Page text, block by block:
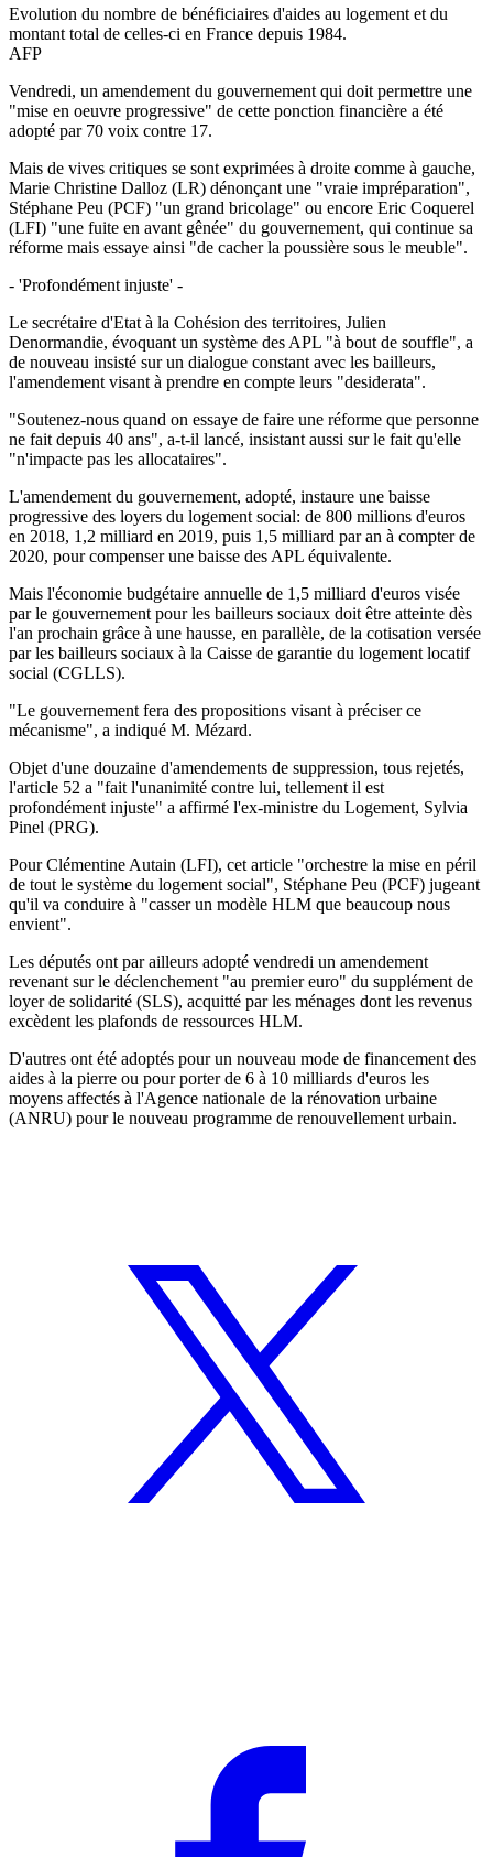
Evolution du nombre de bénéficiaires d'aides au logement et du
montant total de celles-ci en France depuis 1984.
AFP
Vendredi, un amendement du gouvernement qui doit permettre une
"mise en oeuvre progressive" de cette ponction financière a été
adopté par 70 voix contre 17.
Mais de vives critiques se sont exprimées à droite comme à gauche,
Marie Christine Dalloz (LR) dénonçant une "vraie impréparation",
Stéphane Peu (PCF) "un grand bricolage" ou encore Eric Coquerel
(LFI) "une fuite en avant gênée" du gouvernement, qui continue sa
réforme mais essaye ainsi "de cacher la poussière sous le meuble".
- 'Profondément injuste' -
Le secrétaire d'Etat à la Cohésion des territoires, Julien
Denormandie, évoquant un système des APL "à bout de souffle", a
de nouveau insisté sur un dialogue constant avec les bailleurs,
l'amendement visant à prendre en compte leurs "desiderata".
"Soutenez-nous quand on essaye de faire une réforme que personne
ne fait depuis 40 ans", a-t-il lancé, insistant aussi sur le fait qu'elle
"n'impacte pas les allocataires".
L'amendement du gouvernement, adopté, instaure une baisse
progressive des loyers du logement social: de 800 millions d'euros
en 2018, 1,2 milliard en 2019, puis 1,5 milliard par an à compter de
2020, pour compenser une baisse des APL équivalente.
Mais l'économie budgétaire annuelle de 1,5 milliard d'euros visée
par le gouvernement pour les bailleurs sociaux doit être atteinte dès
l'an prochain grâce à une hausse, en parallèle, de la cotisation versée
par les bailleurs sociaux à la Caisse de garantie du logement locatif
social (CGLLS).
"Le gouvernement fera des propositions visant à préciser ce
mécanisme", a indiqué M. Mézard.
Objet d'une douzaine d'amendements de suppression, tous rejetés,
l'article 52 a "fait l'unanimité contre lui, tellement il est
profondément injuste" a affirmé l'ex-ministre du Logement, Sylvia
Pinel (PRG).
Pour Clémentine Autain (LFI), cet article "orchestre la mise en péril
de tout le système du logement social", Stéphane Peu (PCF) jugeant
qu'il va conduire à "casser un modèle HLM que beaucoup nous
envient".
Les députés ont par ailleurs adopté vendredi un amendement
revenant sur le déclenchement "au premier euro" du supplément de
loyer de solidarité (SLS), acquitté par les ménages dont les revenus
excèdent les plafonds de ressources HLM.
D'autres ont été adoptés pour un nouveau mode de financement des
aides à la pierre ou pour porter de 6 à 10 milliards d'euros les
moyens affectés à l'Agence nationale de la rénovation urbaine
(ANRU) pour le nouveau programme de renouvellement urbain.